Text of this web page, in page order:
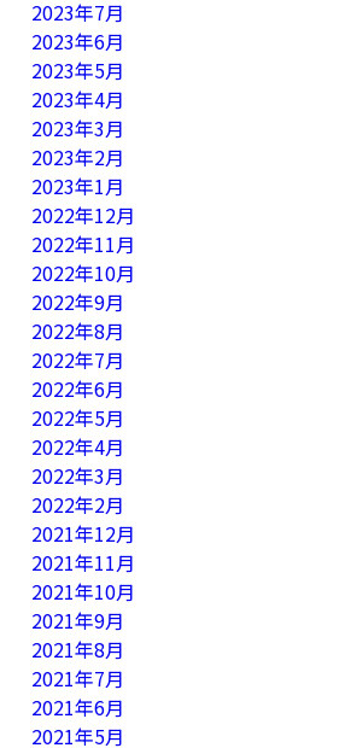
2023年7月
2023年6月
2023年5月
2023年4月
2023年3月
2023年2月
2023年1月
2022年12月
2022年11月
2022年10月
2022年9月
2022年8月
2022年7月
2022年6月
2022年5月
2022年4月
2022年3月
2022年2月
2021年12月
2021年11月
2021年10月
2021年9月
2021年8月
2021年7月
2021年6月
2021年5月